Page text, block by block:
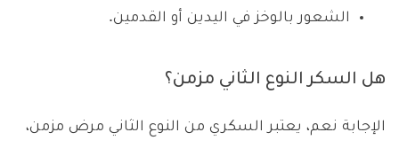
الشعور بالوخز في اليدين أو القدمين.
هل السكر النوع الثاني مزمن؟
الإجابة نعم، يعتبر السكري من النوع الثاني مرض مزمن،